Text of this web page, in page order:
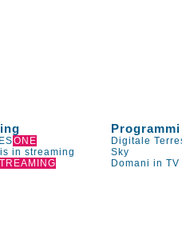
Programmi
ONE Digitale
in streaming Sky
Domani in TV